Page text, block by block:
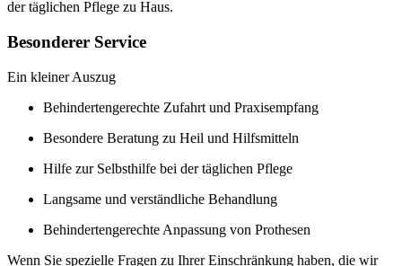
der täglichen Pflege zu Haus.
Besonderer Service
Ein kleiner Auszug
Behindertengerechte Zufahrt und Praxisempfang
Besondere Beratung zu Heil und Hilfsmitteln
Hilfe zur Selbsthilfe bei der täglichen Pflege
Langsame und verständliche Behandlung
Behindertengerechte Anpassung von Prothesen
Wenn Sie spezielle Fragen zu Ihrer Einschränkung haben, die wir